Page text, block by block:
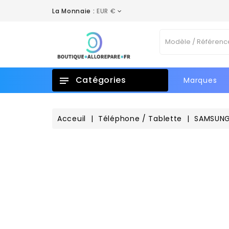
La Monnaie : EUR €
Catégories Marques
Acceuil Téléphone / Tablette SAMSUNG